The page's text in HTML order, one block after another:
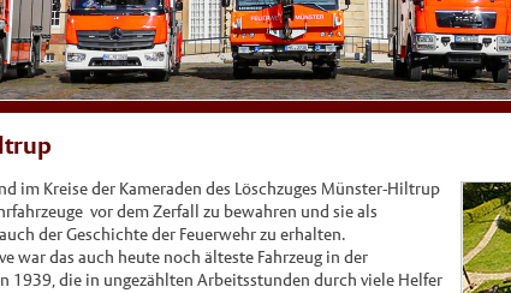
im Kreise der Kameraden des Löschzuges Münster-Hiltrup
vor dem Zerfall zu bewahren und sie als
der Geschichte der Feuerwehr zu erhalten.
war das auch heute noch älteste Fahrzeug in der
1939, die in ungezählten Arbeitsstunden durch viele Helfer